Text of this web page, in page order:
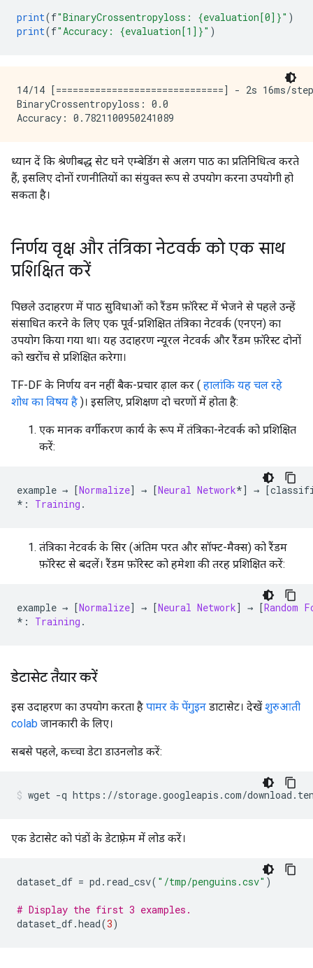
print(f"BinaryCrossentropyloss: {evaluation[0]}" )
print(f"Accuracy: {evaluation[1]}" )
14/14 [==============================] - 2s
BinaryCrossentropyloss: 0.0
ध्यान दें कि श्रेणीबद्ध सेट घने एम्बेडिंग से अलग पाठ का प्रतिनिधित्व करते
हैं, इसलिए दोनों रणनीतियों का संयुक्त रूप से उपयोग करना उपयोगी हो
सकता है।
निर्णय वृक्ष और तंत्रिका नेटवर्क को एक साथ
प्रशिक्षित करें
पिछले उदाहरण में पाठ सुविधाओं को रैंडम फ़ॉरेस्ट में भेजने से पहले उन्हें
संसाधित करने के लिए एक पूर्व-प्रशिक्षित तंत्रिका नेटवर्क (एनएन) का
उपयोग किया गया था। यह उदाहरण न्यूरल नेटवर्क और रैंडम फ़ॉरेस्ट दोनों
को खरोंच से प्रशिक्षित करेगा।
TF-DF के निर्णय वन नहीं बैक-प्रचार ढ़ाल कर ( हालांकि यह चल रहे
शोध का विषय है )। इसलिए, प्रशिक्षण दो चरणों में होता है:
एक मानक वर्गीकरण कार्य के रूप में तंत्रिका-नेटवर्क को प्रशिक्षित
करें:
example → [Normalize] → [Neural Network*] → [
*:
Training .
तंत्रिका नेटवर्क के सिर (अंतिम परत और सॉफ्ट-मैक्स) को रैंडम
फ़ॉरेस्ट से बदलें। रैंडम फ़ॉरेस्ट को हमेशा की तरह प्रशिक्षित करें:
example → [Normalize] → [Neural Network] → [Random
*:
Training .
डेटासेट तैयार करें
इस उदाहरण का उपयोग करता है पामर के पेंगुइन डाटासेट। देखेंशुरुआती
colab जानकारी के लिए।
सबसे पहले, कच्चा डेटा डाउनलोड करें:
wget -q https ://storage.googleapis .com/download .
एक डेटासेट को पंडों के डेटाफ़्रेम में लोड करें।
dataset_df = pd . read_csv( "/tmp/penguins.csv" )
# Display the first 3 examples.
dataset_df.head(3)